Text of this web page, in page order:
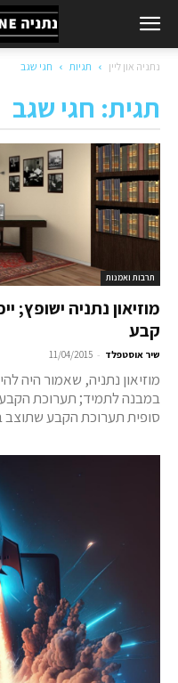
נתניה און ליין תגיות חגי שגב
תגית: חגי שגב
תרבות ואמנות
מוזיאון נתניה ישופץ;
קבע
שיר אוסטפלד -
11/04/2015
מוזיאון נתניה, שאמור היה
במבנה לתמיד; תערוכת הקבע
סופית תערוכת הקבע שתוצב